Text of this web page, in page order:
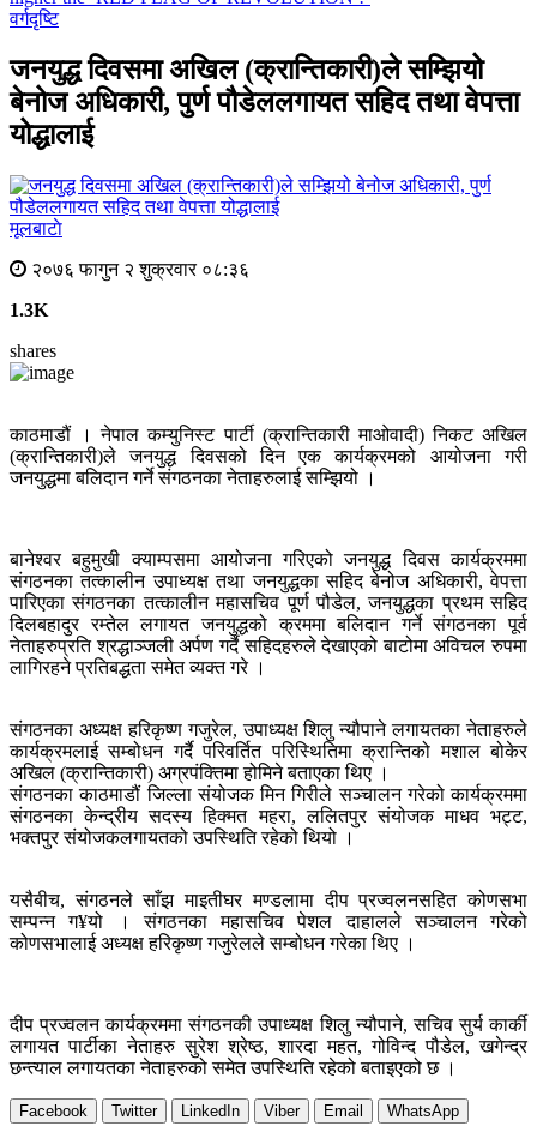
वर्गदृष्टि
जनयुद्ध दिवसमा अखिल (क्रान्तिकारी)ले सम्झियो
बेनोज अधिकारी, पुर्ण पौडेललगायत सहिद तथा वेपत्ता
योद्धालाई
मूलबाटाे
२०७६ फागुन २ शुक्रवार ०८:३६
1.3K
shares
काठमाडौं । नेपाल कम्युनिस्ट पार्टी (क्रान्तिकारी माओवादी) निकट अखिल
(क्रान्तिकारी)ले जनयुद्ध दिवसको दिन एक कार्यक्रमको आयोजना गरी
जनयुद्धमा बलिदान गर्ने संगठनका नेताहरुलाई सम्झियो ।
बानेश्वर बहुमुखी क्याम्पसमा आयोजना गरिएको जनयुद्ध दिवस कार्यक्रममा
संगठनका तत्कालीन उपाध्यक्ष तथा जनयुद्धका सहिद बेनोज अधिकारी, वेपत्ता
पारिएका संगठनका तत्कालीन महासचिव पूर्ण पौडेल, जनयुद्धका प्रथम सहिद
दिलबहादुर रम्तेल लगायत जनयुद्धको क्रममा बलिदान गर्ने संगठनका पूर्व
नेताहरुप्रति श्रद्धाञ्जली अर्पण गर्दै सहिदहरुले देखाएको बाटोमा अविचल रुपमा
लागिरहने प्रतिबद्धता समेत व्यक्त गरे ।
संगठनका अध्यक्ष हरिकृष्ण गजुरेल, उपाध्यक्ष शिलु न्यौपाने लगायतका नेताहरुले
कार्यक्रमलाई सम्बोधन गर्दै परिवर्तित परिस्थितिमा क्रान्तिको मशाल बोकेर
अखिल (क्रान्तिकारी) अग्रपंक्तिमा होमिने बताएका थिए ।
संगठनका काठमाडौं जिल्ला संयोजक मिन गिरीले सञ्चालन गरेको कार्यक्रममा
संगठनका केन्द्रीय सदस्य हिक्मत महरा, ललितपुर संयोजक माधव भट्ट,
भक्तपुर संयोजकलगायतको उपस्थिति रहेको थियो ।
यसैबीच, संगठनले साँझ माइतीघर मण्डलामा दीप प्रज्वलनसहित कोणसभा
सम्पन्न ग¥यो । संगठनका महासचिव पेशल दाहालले सञ्चालन गरेको
कोणसभालाई अध्यक्ष हरिकृष्ण गजुरेलले सम्बोधन गरेका थिए ।
दीप प्रज्वलन कार्यक्रममा संगठनकी उपाध्यक्ष शिलु न्यौपाने, सचिव सुर्य कार्की
लगायत पार्टीका नेताहरु सुरेश श्रेष्ठ, शारदा महत, गोविन्द पौडेल, खगेन्द्र
छन्त्याल लगायतका नेताहरुको समेत उपस्थिति रहेको बताइएको छ ।
Facebook Twitter LinkedIn Viber Email WhatsApp